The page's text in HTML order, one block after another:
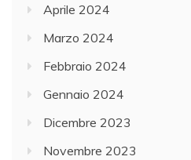
Aprile 2024
Marzo 2024
Febbraio 2024
Gennaio 2024
Dicembre 2023
Novembre 2023